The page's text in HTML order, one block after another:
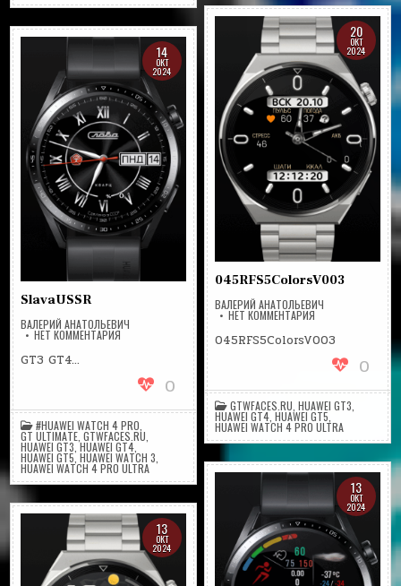
20
ОКТ
2024
045RFS5ColorsV003
ВАЛЕРИЙ АНАТОЛЬЕВИЧ
НЕТ КОММЕНТАРИЯНА
045RFS5ColorsV003
0
GTWFACES.RU ,HUAWEI GT3
HUAWEI GT4 ,HUAWEI GT5
HUAWEI WATCH 4 PRO ULTRA
14
ОКТ
2024
SlavaUSSR
ВАЛЕРИЙ АНАТОЛЬЕВИЧ
НЕТ КОММЕНТАРИЯ
GT3 GT4…
0
#HUAWEI WATCH 4 PRO,
GT ULTIMATE,GTWFACES.RU,
HUAWEI GT3,HUAWEI GT4,
HUAWEI GT5,HUAWEI WATCH 3,
HUAWEI WATCH 4 PRO ULTRA
13
ОКТ
2024
13
ОКТ
2024